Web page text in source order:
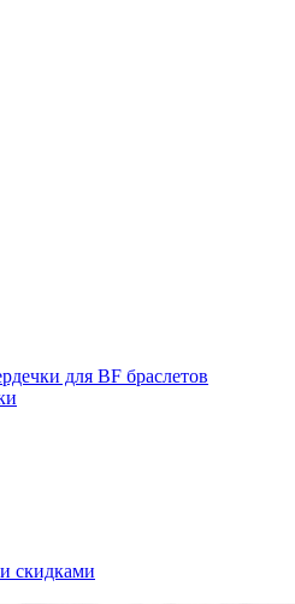
для BF браслетов
скидками